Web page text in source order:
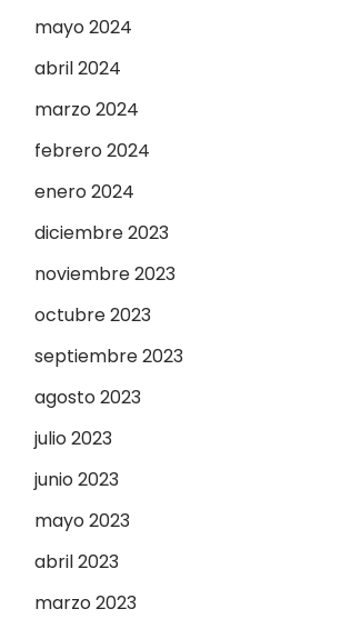
mayo 2024
abril 2024
marzo 2024
febrero 2024
enero 2024
diciembre 2023
noviembre 2023
octubre 2023
septiembre 2023
agosto 2023
julio 2023
junio 2023
mayo 2023
abril 2023
marzo 2023